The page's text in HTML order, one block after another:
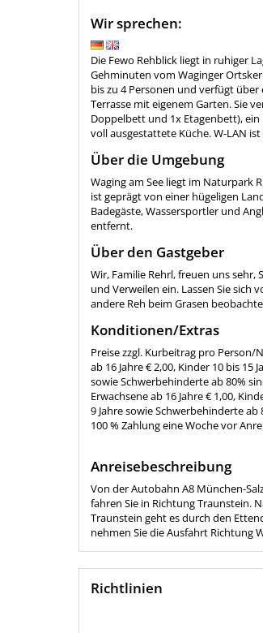
Wir sprechen:
Die Fewo Rehblick liegt in ruhiger
Gehminuten vom Waginger
bis zu 4 Personen und verfügt
Terrasse mit eigenem Garten. Sie
Doppelbett und 1x Etagenbett),
voll ausgestattete Küche. W-LAN
Über die Umgebung
Waging am See liegt im Naturpark
ist geprägt von einer hügeligen
Badegäste, Wassersportler und
entfernt.
Über den Gastgeber
Wir, Familie Rehrl, freuen uns
und Verweilen ein. Lassen Sie sich
andere Reh beim Grasen
Konditionen/Extras
Preise zzgl. Kurbeitrag pro Person/
ab 16 Jahre € 2,00, Kinder 10 bis 15
sowie Schwerbehinderte ab 80%
Erwachsene ab 16 Jahre € 1,00,
9 Jahre sowie Schwerbehinderte
100 % Zahlung eine Woche vor
Anreisebeschreibung
Von der Autobahn A8 München-
fahren Sie in Richtung Traunstein.
Traunstein geht es durch den
nehmen Sie die Ausfahrt Richtung
Richtlinien